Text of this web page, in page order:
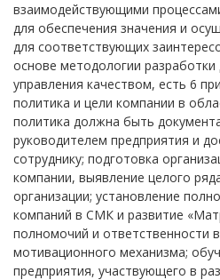
взаимодействующими
для обеспечения значения и
для соответствующих
основе методологии
управления качеством, есть 6
политика и цели компании в
политика должна быть
руководителем предприятия и
сотруднику; подготовка
компании, выявление целого
организации; установление
компаний в СМК и развитие
полномочий и ответственности
мотивационного механизма;
предприятия, участвующего в